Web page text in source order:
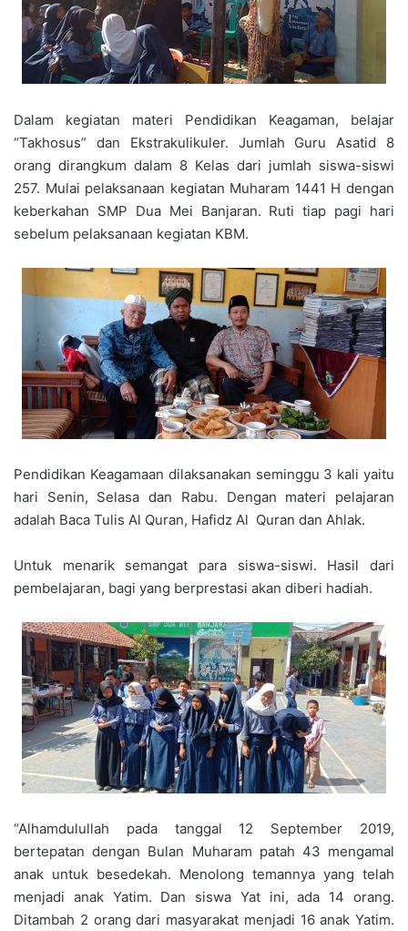
Dalam kegiatan materi Pendidikan Keagaman, belajar
“Takhosus” dan Ekstrakulikuler. Jumlah Guru Asatid 8
orang dirangkum dalam 8 Kelas dari jumlah siswa-siswi
257. Mulai pelaksanaan kegiatan Muharam 1441 H dengan
keberkahan SMP Dua Mei Banjaran. Ruti tiap pagi hari
sebelum pelaksanaan kegiatan KBM.
Pendidikan Keagamaan dilaksanakan seminggu 3 kali yaitu
hari Senin, Selasa dan Rabu. Dengan materi pelajaran
adalah Baca Tulis Al Quran, Hafidz Al Quran dan Ahlak.
Untuk menarik semangat para siswa-siswi. Hasil dari
pembelajaran, bagi yang berprestasi akan diberi hadiah.
“Alhamdulullah pada tanggal 12 September 2019,
bertepatan dengan Bulan Muharam patah 43 mengamal
anak untuk besedekah. Menolong temannya yang telah
menjadi anak Yatim. Dan siswa Yat ini, ada 14 orang.
Ditambah 2 orang dari masyarakat menjadi 16 anak Yatim.